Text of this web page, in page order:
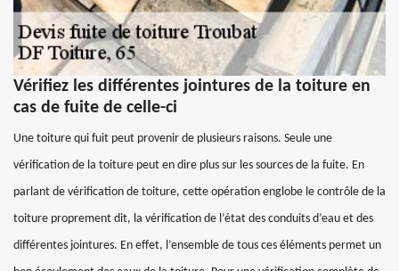
Vérifiez les différentes jointures de la toiture en
cas de fuite de celle-ci
Une toiture qui fuit peut provenir de plusieurs raisons. Seule une
vérification de la toiture peut en dire plus sur les sources de la fuite. En
parlant de vérification de toiture, cette opération englobe le contrôle de la
toiture proprement dit, la vérification de l’état des conduits d’eau et des
différentes jointures. En effet, l’ensemble de tous ces éléments permet un